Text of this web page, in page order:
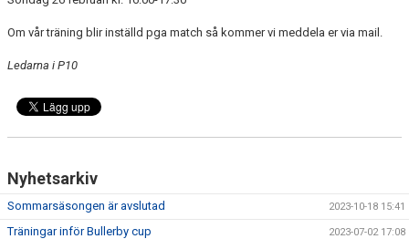
Om vår träning blir inställd pga match så kommer vi meddela er via mail.
Ledarna i P10
Nyhetsarkiv
Sommarsäsongen är avslutad 2023-10-18 15:41
Träningar inför Bullerby cup 2023-07-02 17:08